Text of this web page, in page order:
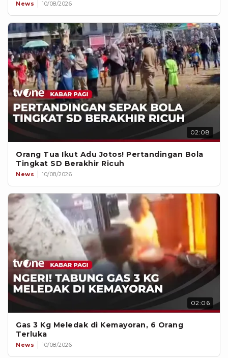
News 10/08/2026
02:08
Orang Tua Ikut Adu Jotos! Pertandingan Bola
Tingkat SD Berakhir Ricuh
News 10/08/2026
02:06
Gas 3 Kg Meledak di Kemayoran, 6 Orang
Terluka
News 10/08/2026